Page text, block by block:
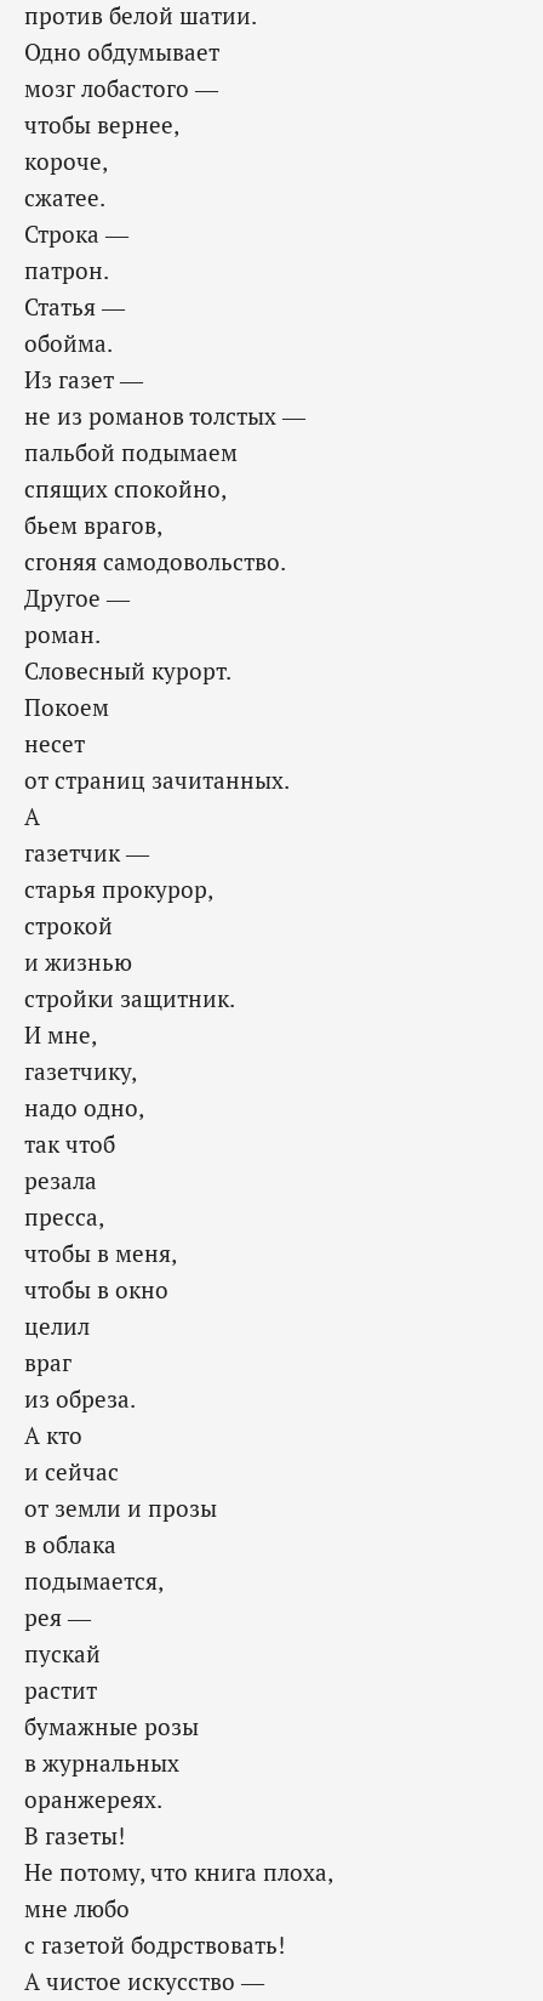
против белой шатии.
Одно обдумывает
мозг лобастого —
чтобы вернее,
короче,
сжатее.
Строка —
патрон.
Статья —
обойма.
Из газет —
не из романов толстых —
пальбой подымаем
спящих спокойно,
бьем врагов,
сгоняя самодовольство.
Другое —
роман.
Словесный курорт.
Покоем
несет
от страниц зачитанных.
А
газетчик —
старья прокурор,
строкой
и жизнью
стройки защитник.
И мне,
газетчику,
надо одно,
так чтоб
резала
пресса,
чтобы в меня,
чтобы в окно
целил
враг
из обреза.
А кто
и сейчас
от земли и прозы
в облака
подымается,
рея —
пускай
растит
бумажные розы
в журнальных
оранжереях.
В газеты!
Не потому, что книга плоха,
мне любо
с газетой бодрствовать!
А чистое искусство —